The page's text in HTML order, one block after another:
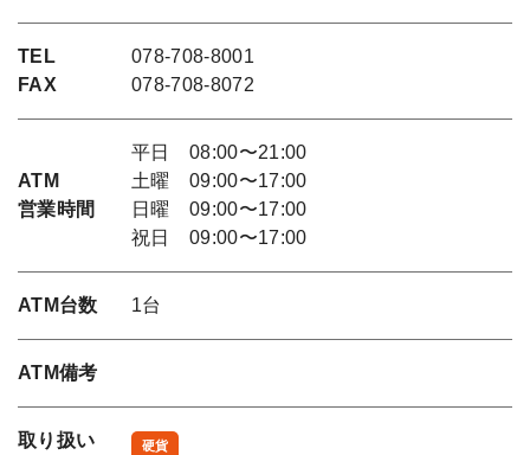
TEL
FAX
078-708-8001
078-708-8072
ATM
営業時間
平日 08:00〜21:00
土曜 09:00〜17:00
日曜 09:00〜17:00
祝日 09:00〜17:00
ATM台数 1台
ATM備考
取り扱い
硬貨